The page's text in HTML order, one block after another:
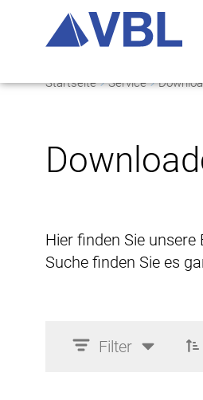
Startseite Service
Hier finden Sie
Suche finden Sie es
Filter